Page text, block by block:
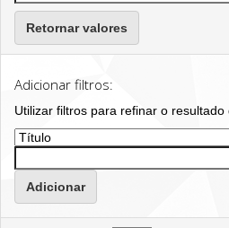
Retornar valores
Adicionar filtros:
Utilizar filtros para refinar o resultado